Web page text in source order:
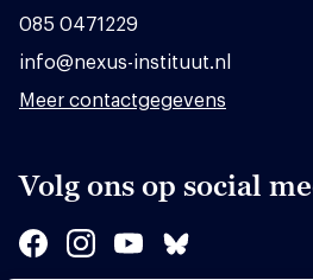
085 0471229
info@nexus-instituut.nl
Meer contactgegevens
Volg ons op social